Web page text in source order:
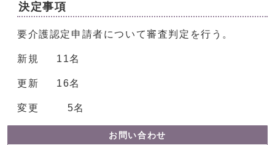
決定事項
要介護認定申請者について審査判定を行う。
新規 11名
更新 16名
変更 5名
お問い合わせ